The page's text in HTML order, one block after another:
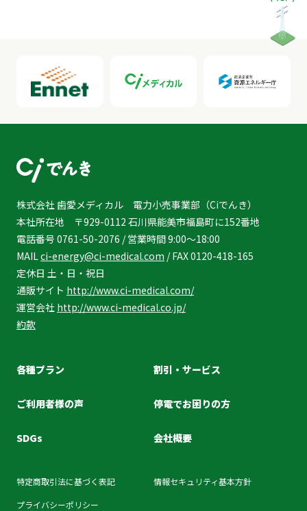
株式会社 歯愛メディカル 電力小売事業部（Ciでんき）
本社所在地 〒929-0112 石川県能美市福島町に152番地
電話番号 0761-50-2076 / 営業時間 9:00～18:00
MAIL ci-energy@ci-medical.com / FAX 0120-418-165
定休日 土・日・祝日
通販サイト http://www.ci-medical.com/
運営会社 http://www.ci-medical.co.jp/
約款
各種プラン 割引・サービス
ご利用者様の声 停電でお困りの方
SDGs 会社概要
特定商取引法に基づく表記
情報セキュリティ基本方針
プライバシーポリシー